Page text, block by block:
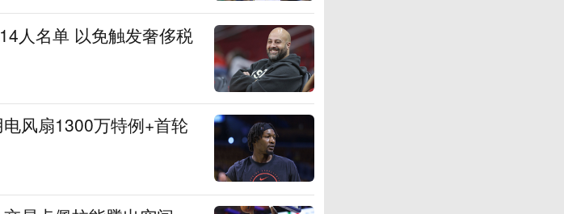
人名单 以免触发奢侈税
风扇1300万特例+首轮